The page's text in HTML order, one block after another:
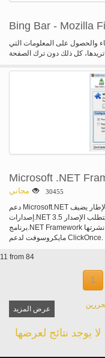
ليس بعد الآن! المصممين وقد
لك لصناعة السيارات في إخفاء
جودة أعلى لموقع يوتيوب
وتثبيته. تجربة المشاهدة مرة
تكون نفسها. محاولة بها اليوم.
Bing Bar - Mozilla
والحصول على المعلومات التي
Microsoft .NET
مجاني
30455
دعم Microsoft.NET الإطار يضيف ClickOnce مساعد والقدرة على التقرير بتثبيت
إصدارات.NET إلى ملقم ويب. هذا التمديد يتطلب الإصدار 3.5 SP1 (أو أكبر) من
برنامج.NET Framework ليتم تثبيتها وهو تمديد الرسمية الوحيدة التي نشرتها
مايكروسوفت لدعم ClickOnce.
11 from 84
1
عرض المزيد
لا يوجد نتائج لعرضها